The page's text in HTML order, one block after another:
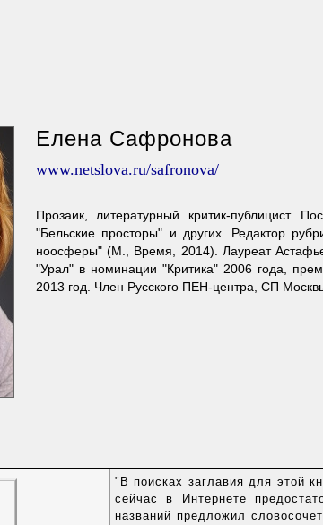
Елена Сафронова
www.netslova.ru/safronova/
Прозаик, литературный критик-публицист.
"Бельские просторы" и других. Редактор
ноосферы" (М., Время, 2014). Лауреат
"Урал" в номинации "Критика" 2006 года,
2013 год. Член Русского ПЕН-центра, СП
"В поисках заглавия для этой
сейчас в Интернете
названий предложил